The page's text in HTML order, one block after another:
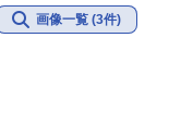
画像一覧 (3件)